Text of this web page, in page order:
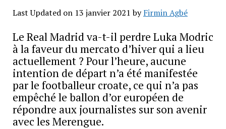
Last Updated on 13 janvier 2021 byFirmin Agbé
Le Real Madrid va-t-il perdre Luka Modric
à la faveur du mercato d’hiver qui a lieu
actuellement ? Pour l’heure, aucune
intention de départ n’a été manifestée
par le footballeur croate, ce qui n’a pas
empêché le ballon d’or européen de
répondre aux journalistes sur son avenir
avec les Merengue.